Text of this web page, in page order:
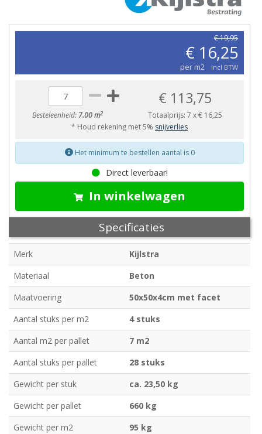
€ 19,95
€ 16,25
per m2 incl BTW
Besteleenheid: 7.00 m2
€ 113,75
Totaalprijs: 7 x€ 16,25
* Houd rekening met 5% snijverlies
Het minimum te bestellen aantal is 0
Direct leverbaar!
In winkelwagen
Specificaties
Merk
Kijlstra
Materiaal
Beton
Maatvoering
50x50x4cm met facet
Aantal stuks per m2
4 stuks
Aantal m2 per pallet
7 m2
Aantal stuks per pallet
28 stuks
Gewicht per stuk
ca. 23,50 kg
Gewicht per pallet
660 kg
Gewicht per m2
95 kg